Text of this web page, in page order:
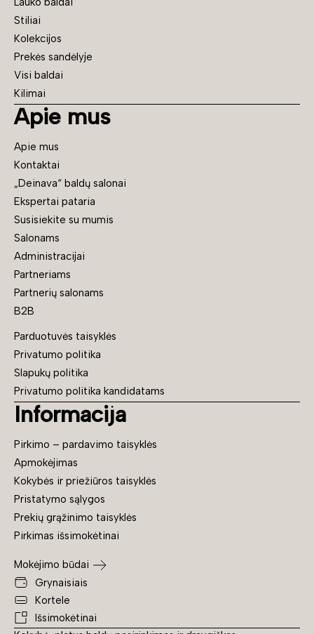
Stiliai
Kolekcijos
Prekės sandėlyje
Visi baldai
Kilimai
Apie mus
Apie mus
Kontaktai
„Deinava“ baldų salonai
Ekspertai pataria
Susisiekite su mumis
Salonams
Administracijai
Partneriams
Partnerių salonams
B2B
Parduotuvės taisyklės
Privatumo politika
Slapukų politika
Privatumo politika kandidatams
Informacija
Pirkimo – pardavimo taisyklės
Apmokėjimas
Kokybės ir priežiūros taisyklės
Pristatymo sąlygos
Prekių grąžinimo taisyklės
Pirkimas išsimokėtinai
Mokėjimo būdai
Grynaisiais
Kortele
Išsimokėtinai